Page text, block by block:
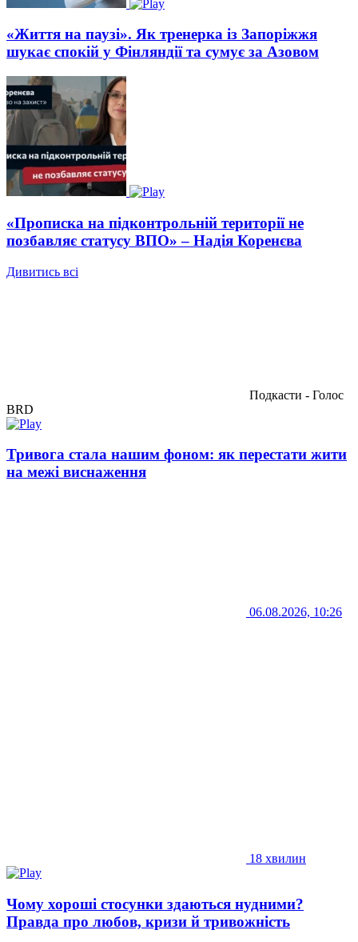
«Життя на паузі». Як тренерка із Запоріжжя
шукає спокій у Фінляндії та сумує за Азовом
«Прописка на підконтрольній території не
позбавляє статусу ВПО» – Надія Коренєва
Дивитись всі
Подкасти - Голос
BRD
Тривога стала нашим фоном: як перестати жити
на межі виснаження
06.08.2026, 10:26
18 хвилин
Чому хороші стосунки здаються нудними?
Правда про любов, кризи й тривожність